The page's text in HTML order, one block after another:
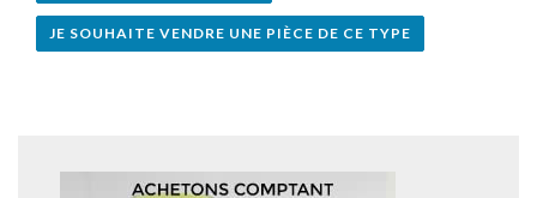
JE SOUHAITE VENDRE UNE PIÈCE DE CE TYPE